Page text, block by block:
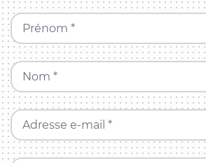
Prénom *
Nom *
Adresse e-mail *